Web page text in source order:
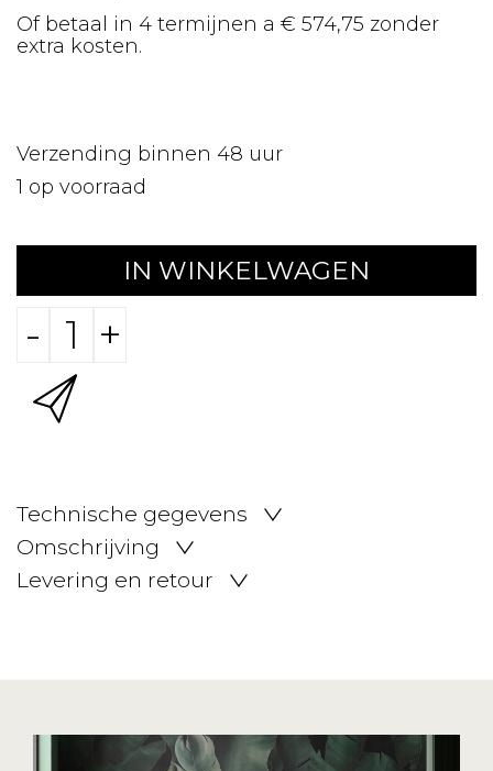
Of betaal in 4 termijnen a € 574,75 zonder
extra kosten.
Verzending binnen 48 uur
1 op voorraad
IN WINKELWAGEN
- +
Technische gegevens
Omschrijving
Levering en retour